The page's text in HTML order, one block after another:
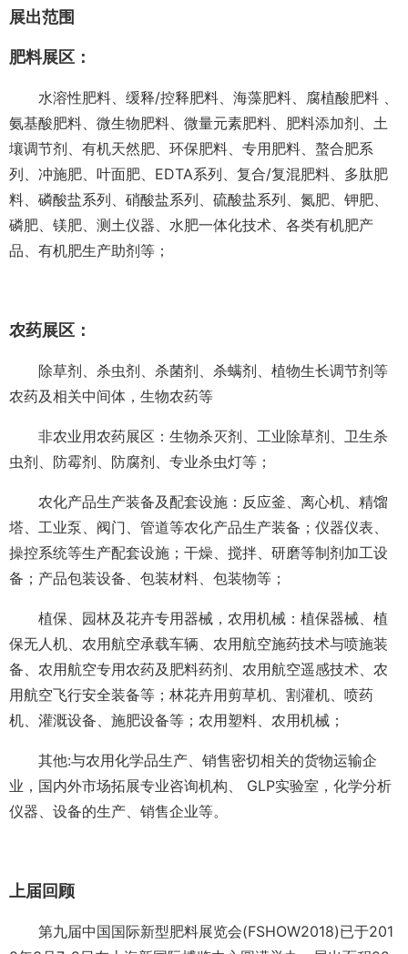
展出范围
肥料展区：
水溶性肥料、缓释/控释肥料、海藻肥料、腐植酸肥料 、
氨基酸肥料、微生物肥料、微量元素肥料、肥料添加剂、土
壤调节剂、有机天然肥、环保肥料、专用肥料、螯合肥系
列、冲施肥、叶面肥、EDTA系列、复合/复混肥料、多肽肥
料、磷酸盐系列、硝酸盐系列、硫酸盐系列、氮肥、钾肥、
磷肥、镁肥、测土仪器、水肥一体化技术、各类有机肥产
品、有机肥生产助剂等；
农药展区：
除草剂、杀虫剂、杀菌剂、杀螨剂、植物生长调节剂等
农药及相关中间体，生物农药等
非农业用农药展区：生物杀灭剂、工业除草剂、卫生杀
虫剂、防霉剂、防腐剂、专业杀虫灯等；
农化产品生产装备及配套设施：反应釜、离心机、精馏
塔、工业泵、阀门、管道等农化产品生产装备；仪器仪表、
操控系统等生产配套设施；干燥、搅拌、研磨等制剂加工设
备；产品包装设备、包装材料、包装物等；
植保、园林及花卉专用器械，农用机械：植保器械、植
保无人机、农用航空承载车辆、农用航空施药技术与喷施装
备、农用航空专用农药及肥料药剂、农用航空遥感技术、农
用航空飞行安全装备等；林花卉用剪草机、割灌机、喷药
机、灌溉设备、施肥设备等；农用塑料、农用机械；
其他:与农用化学品生产、销售密切相关的货物运输企
业，国内外市场拓展专业咨询机构、 GLP实验室，化学分析
仪器、设备的生产、销售企业等。
上届回顾
第九届中国国际新型肥料展览会(FSHOW2018)已于201